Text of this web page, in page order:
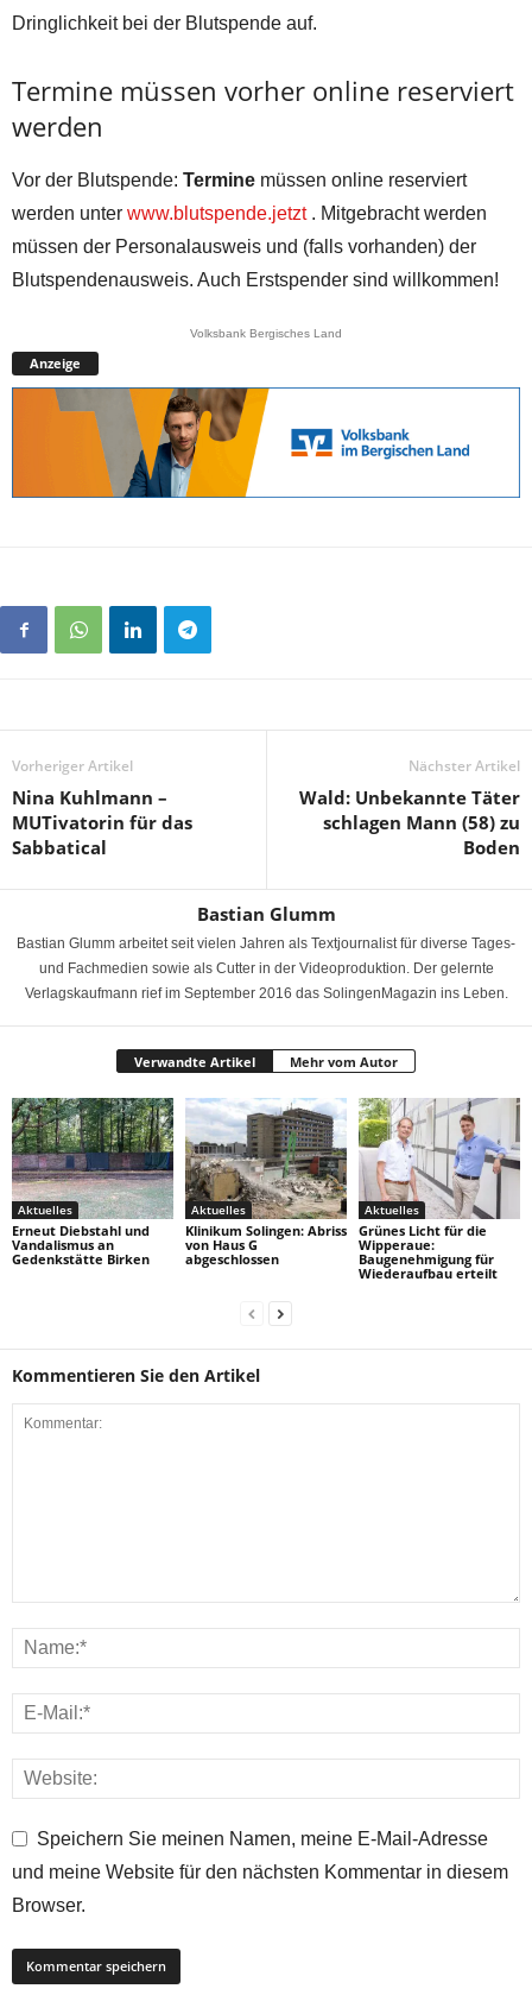
Dringlichkeit bei der Blutspende auf.
Termine müssen vorher online reserviert
werden
Vor der Blutspende: Termine müssen online reserviert
werden unter www.blutspende.jetzt. Mitgebracht werden
müssen der Personalausweis und (falls vorhanden) der
Blutspendenausweis. Auch Erstspender sind willkommen!
Volksbank Bergisches Land
Anzeige
Vorheriger Artikel
Nina Kuhlmann –
MUTivatorin für das
Sabbatical
Nächster Artikel
Wald: Unbekannte Täter
schlagen Mann (58) zu
Boden
Bastian Glumm
Bastian Glumm arbeitet seit vielen Jahren als Textjournalist für diverse Tages-
und Fachmedien sowie als Cutter in der Videoproduktion. Der gelernte
Verlagskaufmann rief im September 2016 das SolingenMagazin ins Leben.
Verwandte Artikel Mehr vom Autor
Aktuelles
Erneut Diebstahl und
Vandalismus an
Gedenkstätte Birken
Aktuelles
Klinikum Solingen: Abriss
von Haus G
abgeschlossen
Aktuelles
Grünes Licht für die
Wipperaue:
Baugenehmigung für
Wiederaufbau erteilt
Kommentieren Sie den Artikel
Speichern Sie meinen Namen, meine E-Mail-Adresse
und meine Website für den nächsten Kommentar in diesem
Browser.